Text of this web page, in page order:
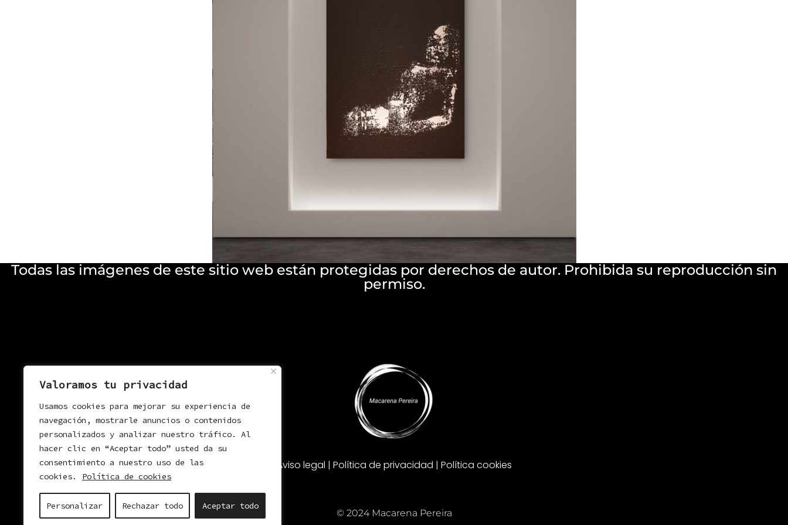
Valoramos tu privacidad
Usamos cookies para mejorar su experiencia de
navegación, mostrarle anuncios o contenidos
personalizados y analizar nuestro tráfico. Al
hacer clic en “Aceptar todo” usted da su
consentimiento a nuestro uso de las
cookies.
Política de cookies
Personalizar Rechazar todo Aceptar todo
Todas las imágenes de este sitio web están protegidas por derechos de autor. Prohibida su reproducción sin
permiso.
Aviso legal | Política de privacidad | Política cookies
© 2024 Macarena Pereira